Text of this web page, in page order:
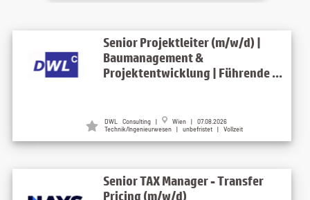
Senior Projektleiter (m/w/d) |
Baumanagement &
Projektentwicklung | Führende ...
DWL Consulting | Wien | 07.08.2026
Technik/Ingenieurwesen | unbefristet | Vollzeit
Senior TAX Manager - Transfer
Pricing (m/w/d)